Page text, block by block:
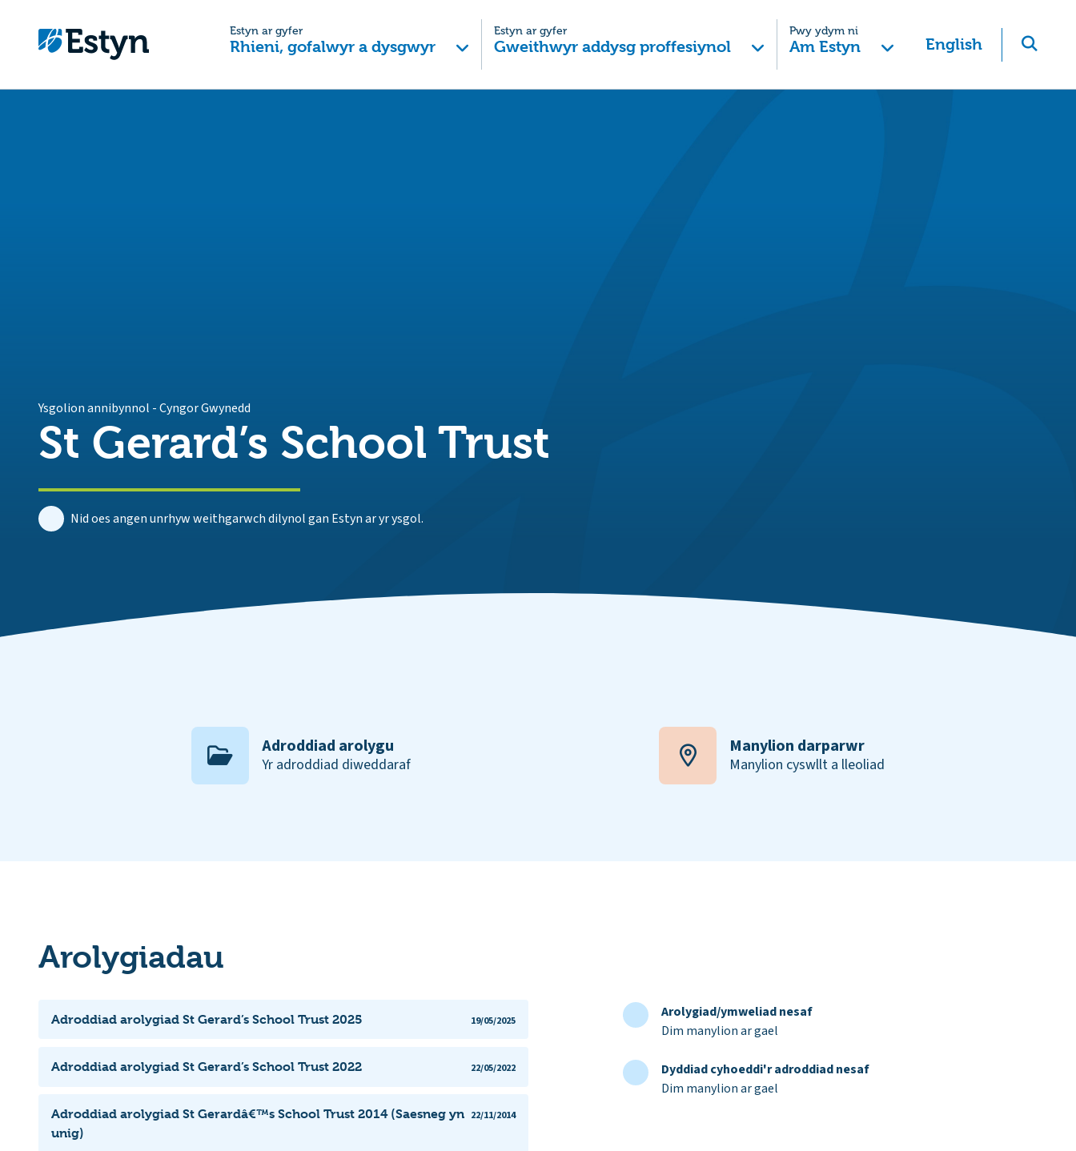
Estyn ar gyfer
Rhieni, gofalwyr a dysgwyr
Estyn ar gyfer
Gweithwyr addysg proffesiynol
Pwy ydym ni
Am Estyn English
Ysgolion annibynnol -Cyngor Gwynedd
St Gerard’s School Trust
Nid oes angen unrhyw weithgarwch dilynol gan Estyn ar yr ysgol.
Adroddiad arolygu
Yr adroddiad diweddaraf
Manylion darparwr
Manylion cyswllt a lleoliad
Arolygiadau
Adroddiad arolygiad St Gerard’s School Trust 2025 19/05/2025
Adroddiad arolygiad St Gerard’s School Trust 2022 22/05/2022
Adroddiad arolygiad St Gerardâ€™s School Trust 2014 (Saesneg yn
unig)
22/11/2014
Arolygiad/ymweliad nesaf
Dim manylion ar gael
Dyddiad cyhoeddi'r adroddiad nesaf
Dim manylion ar gael